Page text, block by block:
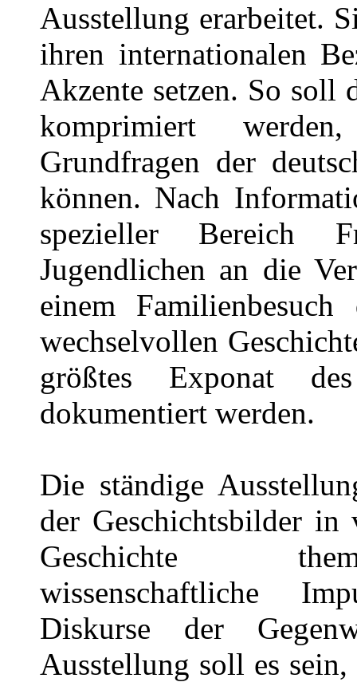
Ausstellung erarbeitet.
ihren internationalen
Akzente setzen. So soll
komprimiert
Grundfragen der
können. Nach
spezieller Bereich
Jugendlichen an die
einem
wechselvollen
größtes Exponat
dokumentiert werden.
Die ständige
der Geschichtsbilder in
Geschichte
wissenschaftliche
Diskurse der
Ausstellung soll es